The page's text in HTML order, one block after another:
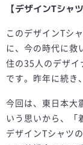
【デザインTシャ
このデザインT
に、今の時代に救
住の35人のデザイ
です。昨年に続き
今回は、東日本大
いう思いから、「
デザインTシャツ